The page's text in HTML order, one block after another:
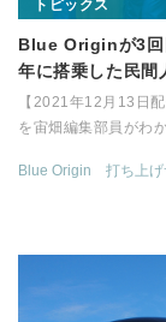
トピックス
Blue Originが3回
年に搭乗した民間
【2021年12月13日
を宙畑編集部員がわ
Blue Origin 打ち上